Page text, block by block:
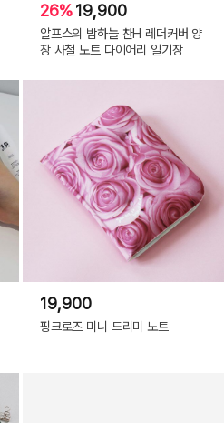
26%19,900
알프스의 밤하늘 찬H 레더커버 양
장 사철 노트 다이어리 일기장
19,900
핑크로즈 미니 드리미 노트